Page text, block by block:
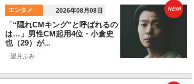
エンタメ 2026年08月08日
「“隠れCMキング”と呼ばれるの
は…」男性CM起用4位・小倉史
也（29）が...
望月ふみ
NEW!